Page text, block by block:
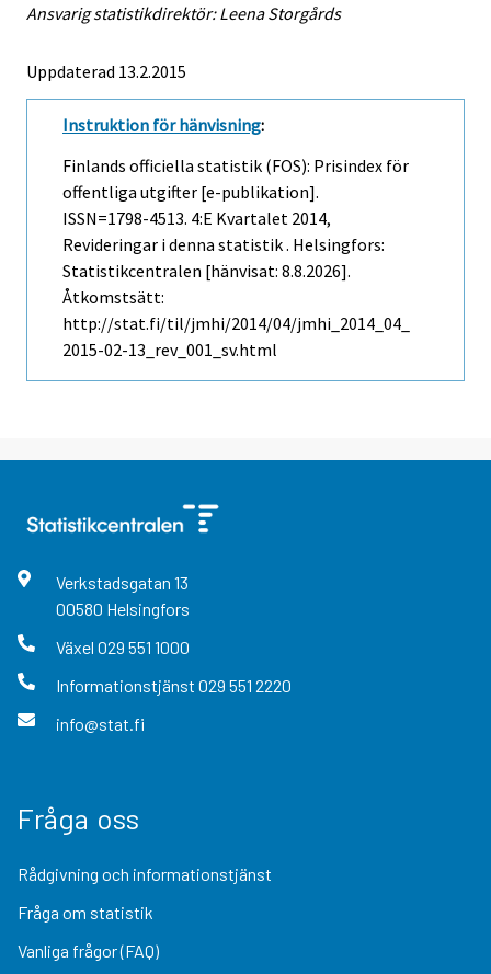
Ansvarig statistikdirektör: Leena Storgårds
Uppdaterad 13.2.2015
Instruktion för hänvisning:
Finlands officiella statistik (FOS): Prisindex för
offentliga utgifter [e-publikation].
ISSN=1798-4513. 4:e Kvartalet 2014,
Revideringar i denna statistik . Helsingfors:
Statistikcentralen [hänvisat: 8.8.2026].
Åtkomstsätt:
http://stat.fi/til/jmhi/2014/04/jmhi_2014_04_
2015-02-13_rev_001_sv.html
Verkstadsgatan 13
00580 Helsingfors
Växel 029 551 1000
Informationstjänst 029 551 2220
info@stat.fi
Fråga oss
Rådgivning och informationstjänst
Fråga om statistik
Vanliga frågor (FAQ)